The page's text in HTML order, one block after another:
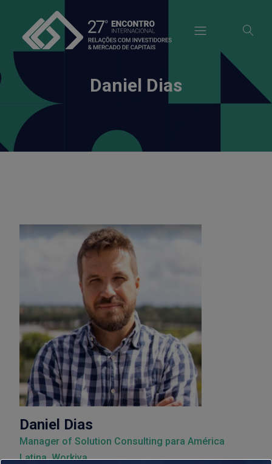
Daniel Dias
Daniel Dias
Manager of Solution Consulting para América
Latina, Workiva